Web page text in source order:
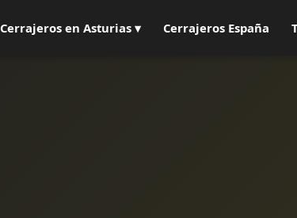
Cerrajeros en Asturias ▾ Cerrajeros España